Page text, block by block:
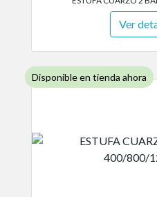
Ver
Disponible en tienda ahora